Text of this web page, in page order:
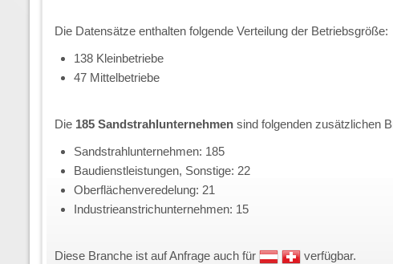
Die Datensätze enthalten folgende Verteilung der Betriebsgröße:
138 Kleinbetriebe
47 Mittelbetriebe
Die 185 Sandstrahlunternehmen sind folgenden zusätzlichen
Sandstrahlunternehmen: 185
Baudienstleistungen, Sonstige: 22
Oberflächenveredelung: 21
Industrieanstrichunternehmen: 15
Diese Branche ist auf Anfrage auch für verfügbar.